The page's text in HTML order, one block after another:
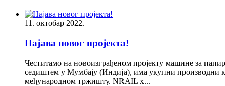
11. октобар 2022.
Најава новог пројекта!
Честитамо на новоизграђеном пројекту машине за
седиштем у Мумбају (Индија), има укупни производни
међународном тржишту. NRAIL х...